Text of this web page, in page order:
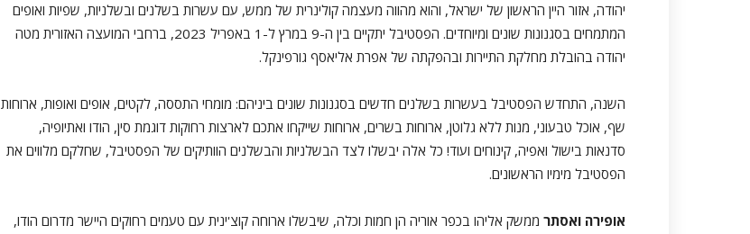
יהודה, אזור היין הראשון של ישראל, והוא מהווה מעצמה קולינרית של ממש, עם עשרות בשלנים ובשלניות, שפיות ואופים
המתמחים בסגנונות שונים ומיוחדים. הפסטיבל יתקיים בין ה-9 במרץ ל-1 באפריל 2023, ברחבי המועצה האזורית מטה
יהודה בהובלת מחלקת התיירות ובהפקתה של אפרת אליאסף גורפינקל.
השנה, התחדש הפסטיבל בעשרות בשלנים חדשים בסגנונות שונים ביניהם: מומחי התססה, לקטים, אופים ואופות, ארוחות
שף, אוכל טבעוני, מנות ללא גלוטן, ארוחות בשרים, ארוחות שייקחו אתכם לארצות רחוקות דוגמת סין, הודו ואתיופיה,
סדנאות בישול ואפיה, קינוחים ועוד! כל אלה יבשלו לצד הבשלניות והבשלנים הוותיקים של הפסטיבל, שחלקם מלווים את
הפסטיבל מימיו הראשונים.
אופירה ואסתר ממשק אליהו בכפר אוריה הן חמות וכלה, שיבשלו ארוחה קוצ'ינית עם טעמים רחוקים היישר מדרום הודו,